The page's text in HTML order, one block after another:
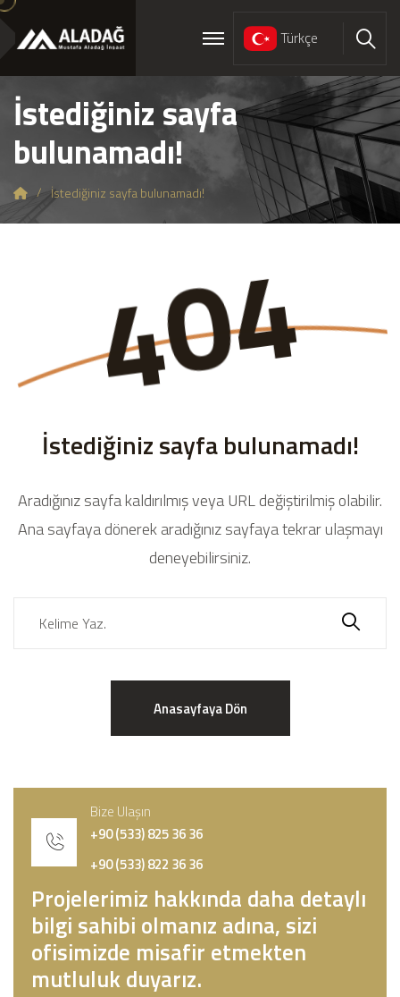
Türkçe Ara
İstediğiniz sayfa
bulunamadı!
İstediğiniz sayfa bulunamadı!
404
İstediğiniz sayfa bulunamadı!
Aradığınız sayfa kaldırılmış veya URL değiştirilmiş olabilir.
Ana sayfaya dönerek aradığınız sayfaya tekrar ulaşmayı
deneyebilirsiniz.
Anasayfaya Dön
Bize Ulaşın
+90 (533) 825 36 36
+90 (533) 822 36 36
Projelerimiz hakkında daha detaylı
bilgi sahibi olmanız adına, sizi
ofisimizde misafir etmekten
mutluluk duyarız.